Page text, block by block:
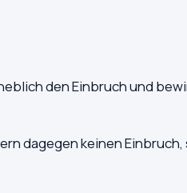
den Einbruch und
dagegen keinen